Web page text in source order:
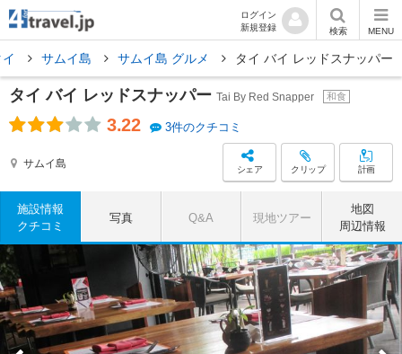
ログイン
新規登録
検索 MENU
サムイ島 サムイ島 グルメ タイ バイ レッドスナッパー
タイ バイ レッドスナッパー Tai By Red Snapper 和食
3.22 3件のクチコミ
サムイ島 シェア クリップ 計画
施設情報
クチコミ
写真 Q&A 現地ツアー
地図
周辺情報